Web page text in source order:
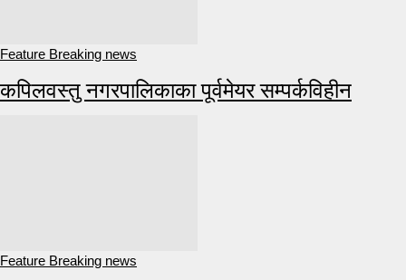
Feature Breaking news
कपिलवस्तु नगरपालिकाका पूर्वमेयर सम्पर्कविहीन
Feature Breaking news